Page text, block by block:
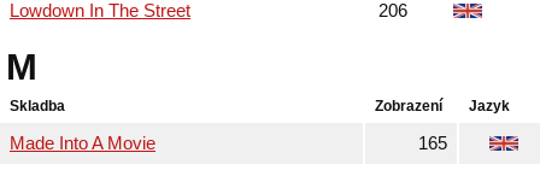
Lowdown In The Street 206
M
Skladba Zobrazení Jazyk
Made Into A Movie 165